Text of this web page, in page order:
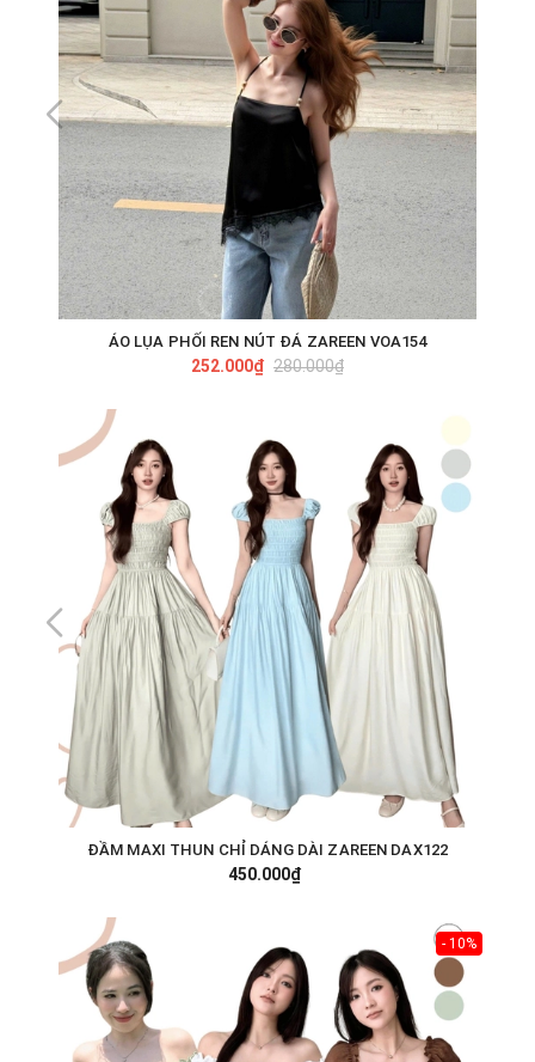
ÁO LỤA PHỐI REN NÚT ĐÁ ZAREEN VOA154
252.000₫ 280.000₫
ĐẦM MAXI THUN CHỈ DÁNG DÀI ZAREEN DAX122
450.000₫
- 10%